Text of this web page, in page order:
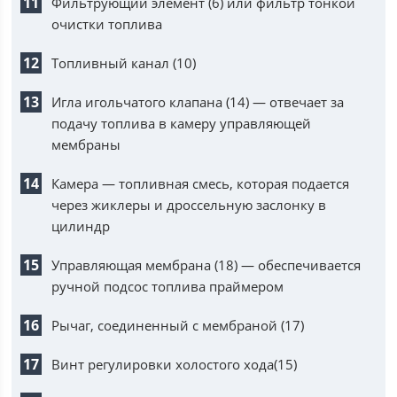
очистки топлива
Топливный канал (10)
Игла игольчатого клапана (14) — отвечает за
подачу топлива в камеру управляющей
мембраны
Камера — топливная смесь, которая подается
через жиклеры и дроссельную заслонку в
цилиндр
Управляющая мембрана (18) — обеспечивается
ручной подсос топлива праймером
Рычаг, соединенный с мембраной (17)
Винт регулировки холостого хода(15)